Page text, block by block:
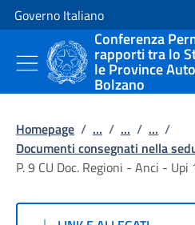
Vai al contenuto
Vai alla navigazione del sito
Governo Italiano
Conferenza
rapporti tra lo
le Province
Bolzano
Homepage / ... / ... / ... /
Documenti consegnati nella
P. 9 CU Doc. Regioni - Anci -